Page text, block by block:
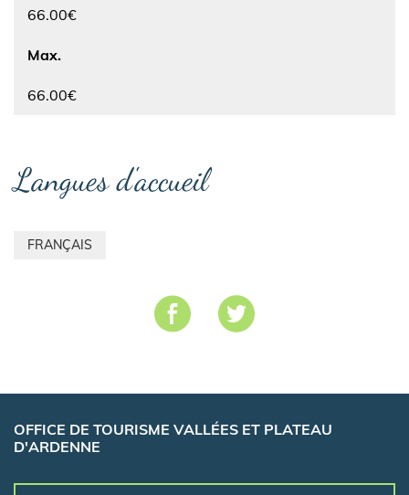
66.00€
Max.
66.00€
Langues d'accueil
FRANÇAIS
OFFICE DE TOURISME VALLÉES ET PLATEAU
D'ARDENNE